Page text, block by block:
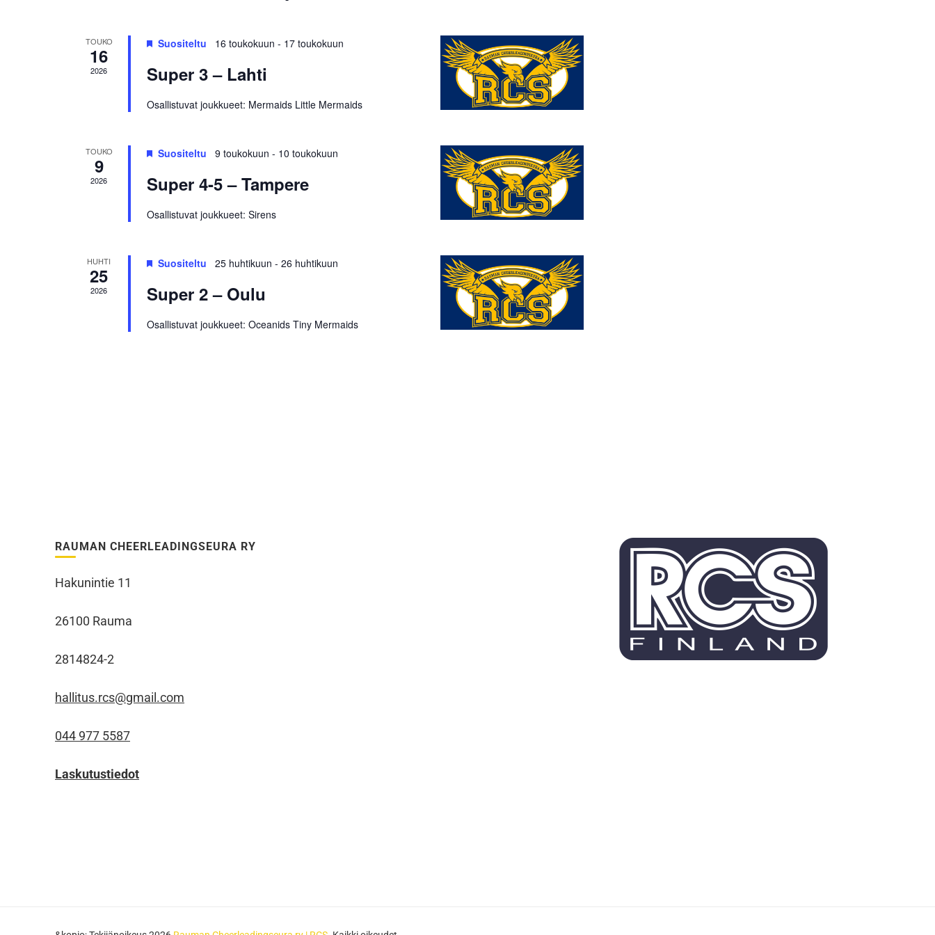
TOUKO
16
2026
Suositeltu 16 toukokuun - 17 toukokuun
Super 3 – Lahti
Osallistuvat joukkueet: Mermaids Little Mermaids
TOUKO
9
2026
Suositeltu 9 toukokuun - 10 toukokuun
Super 4-5 – Tampere
Osallistuvat joukkueet: Sirens
HUHTI
25
2026
Suositeltu 25 huhtikuun - 26 huhtikuun
Super 2 – Oulu
Osallistuvat joukkueet: Oceanids Tiny Mermaids
RAUMAN CHEERLEADINGSEURA RY
Hakunintie 11
26100 Rauma
2814824-2
hallitus.rcs@gmail.com
044 977 5587
Laskutustiedot